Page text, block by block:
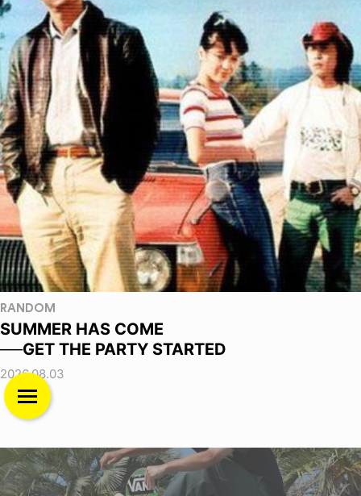
RANDOM
SUMMER HAS COME
──GET THE PARTY STARTED
2026.08.03